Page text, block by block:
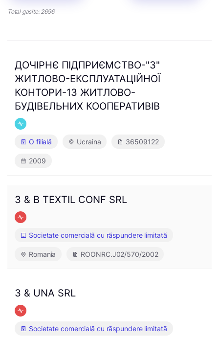
Total gasite: 2696
ДОЧІРНЄ ПІДПРИЄМСТВО-"3"
ЖИТЛОВО-ЕКСПЛУАТАЦІЙНОЇ
КОНТОРИ-13 ЖИТЛОВО-
БУДІВЕЛЬНИХ КООПЕРАТИВІВ
O filială Ucraina 36509122
2009
3 & B TEXTIL CONF SRL
Societate comercialã cu rãspundere limitatã
Romania ROONRC.J02/570/2002
3 & UNA SRL
Societate comercialã cu rãspundere limitatã